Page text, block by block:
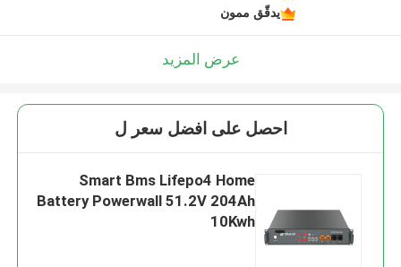
يدقّق ممون
عرض المزيد
احصل على افضل سعر ل
Smart Bms Lifepo4 Home
Battery Powerwall 51.2V 204Ah
10Kwh